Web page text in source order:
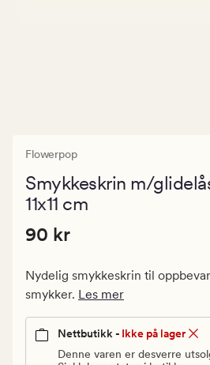
Flowerpop
Smykkeskrin m/
11x11 cm
Pris
Vanlig
pris
90
Pris 90 kr
90 kr
Nydelig smykkeskrin til
smykker. Les mer
Nettbutikk - Ikke på lager
Denne varen er desverre